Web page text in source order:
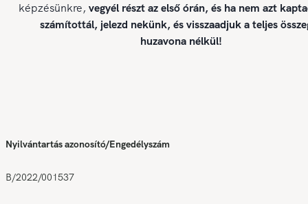
képzésünkre, vegyél részt az első órán, és ha nem azt
számítottál, jelezd nekünk, és visszaadjuk a teljes
huzavona nélkül!
Nyilvántartás azonosító/Engedélyszám
B/2022/001537